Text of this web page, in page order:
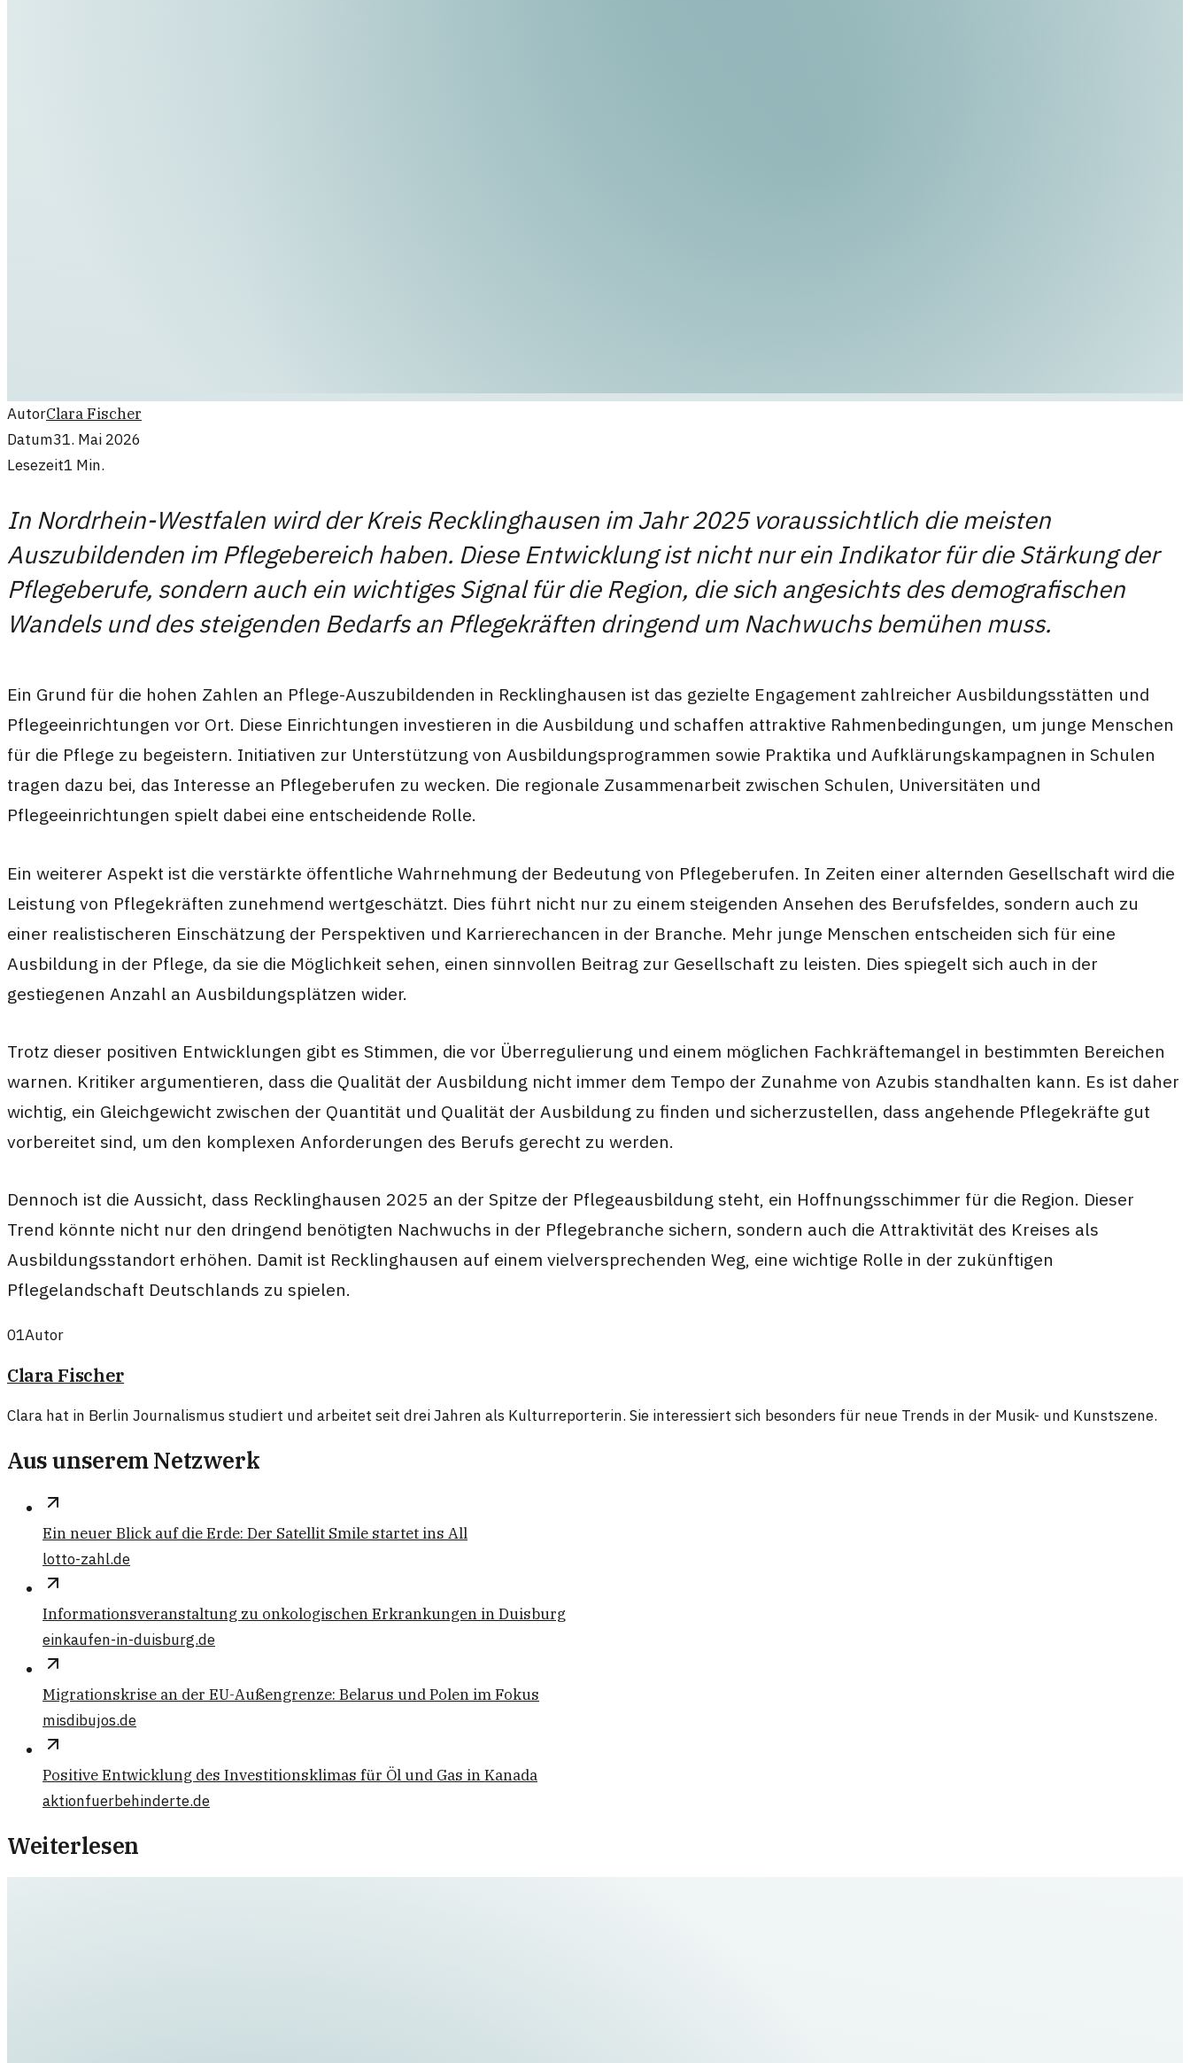
AutorClara Fischer
Datum31. Mai 2026
Lesezeit1 Min.
In Nordrhein-Westfalen wird der Kreis Recklinghausen im Jahr 2025 voraussichtlich die meisten
Auszubildenden im Pflegebereich haben. Diese Entwicklung ist nicht nur ein Indikator für die Stärkung der
Pflegeberufe, sondern auch ein wichtiges Signal für die Region, die sich angesichts des demografischen
Wandels und des steigenden Bedarfs an Pflegekräften dringend um Nachwuchs bemühen muss.
Ein Grund für die hohen Zahlen an Pflege-Auszubildenden in Recklinghausen ist das gezielte Engagement zahlreicher Ausbildungsstätten und
Pflegeeinrichtungen vor Ort. Diese Einrichtungen investieren in die Ausbildung und schaffen attraktive Rahmenbedingungen, um junge Menschen
für die Pflege zu begeistern. Initiativen zur Unterstützung von Ausbildungsprogrammen sowie Praktika und Aufklärungskampagnen in Schulen
tragen dazu bei, das Interesse an Pflegeberufen zu wecken. Die regionale Zusammenarbeit zwischen Schulen, Universitäten und
Pflegeeinrichtungen spielt dabei eine entscheidende Rolle.
Ein weiterer Aspekt ist die verstärkte öffentliche Wahrnehmung der Bedeutung von Pflegeberufen. In Zeiten einer alternden Gesellschaft wird die
Leistung von Pflegekräften zunehmend wertgeschätzt. Dies führt nicht nur zu einem steigenden Ansehen des Berufsfeldes, sondern auch zu
einer realistischeren Einschätzung der Perspektiven und Karrierechancen in der Branche. Mehr junge Menschen entscheiden sich für eine
Ausbildung in der Pflege, da sie die Möglichkeit sehen, einen sinnvollen Beitrag zur Gesellschaft zu leisten. Dies spiegelt sich auch in der
gestiegenen Anzahl an Ausbildungsplätzen wider.
Trotz dieser positiven Entwicklungen gibt es Stimmen, die vor Überregulierung und einem möglichen Fachkräftemangel in bestimmten Bereichen
warnen. Kritiker argumentieren, dass die Qualität der Ausbildung nicht immer dem Tempo der Zunahme von Azubis standhalten kann. Es ist daher
wichtig, ein Gleichgewicht zwischen der Quantität und Qualität der Ausbildung zu finden und sicherzustellen, dass angehende Pflegekräfte gut
vorbereitet sind, um den komplexen Anforderungen des Berufs gerecht zu werden.
Dennoch ist die Aussicht, dass Recklinghausen 2025 an der Spitze der Pflegeausbildung steht, ein Hoffnungsschimmer für die Region. Dieser
Trend könnte nicht nur den dringend benötigten Nachwuchs in der Pflegebranche sichern, sondern auch die Attraktivität des Kreises als
Ausbildungsstandort erhöhen. Damit ist Recklinghausen auf einem vielversprechenden Weg, eine wichtige Rolle in der zukünftigen
Pflegelandschaft Deutschlands zu spielen.
01Autor
Clara Fischer
Clara hat in Berlin Journalismus studiert und arbeitet seit drei Jahren als Kulturreporterin. Sie interessiert sich besonders für neue Trends in der Musik- und Kunstszene.
Aus unserem Netzwerk
Ein neuer Blick auf die Erde: Der Satellit Smile startet ins All
lotto-zahl.de
Informationsveranstaltung zu onkologischen Erkrankungen in Duisburg
einkaufen-in-duisburg.de
Migrationskrise an der EU-Außengrenze: Belarus und Polen im Fokus
misdibujos.de
Positive Entwicklung des Investitionsklimas für Öl und Gas in Kanada
aktionfuerbehinderte.de
Weiterlesen